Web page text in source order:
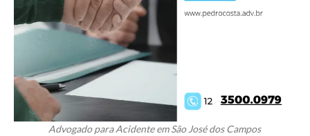
Advogado para Acidente em São José dos Campos